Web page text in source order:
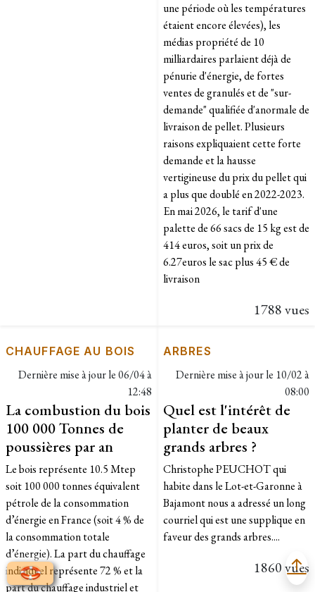
une période où les températures
étaient encore élevées), les
médias propriété de 10
milliardaires parlaient déjà de
pénurie d'énergie, de fortes
ventes de granulés et de "sur-
demande" qualifiée d'anormale de
livraison de pellet. Plusieurs
raisons expliquaient cette forte
demande et la hausse
vertigineuse du prix du pellet qui
a plus que doublé en 2022-2023.
En mai 2026, le tarif d'une
palette de 66 sacs de 15 kg est de
414 euros, soit un prix de
6.27euros le sac plus 45 € de
livraison
1788 vues
CHAUFFAGE AU BOIS
Dernière mise à jour le06/04 à
12:48
La combustion du bois
100 000 Tonnes de
poussières par an
Le bois représente 10.5 Mtep
soit 100 000 tonnes équivalent
pétrole de la consommation
d’énergie en France (soit 4 % de
la consommation totale
d’énergie). La part du chauffage
individuel représente 72 % et la
part du chauffage industriel et
ARBRES
Dernière mise à jour le 10/02 à
08:00
Quel est l'intérêt de
planter de beaux
grands arbres ?
Christophe PEUCHOT qui
habite dans le Lot-et-Garonne à
Bajamont nous a adressé un long
courriel qui est une supplique en
faveur des grands arbres....
1860 vues